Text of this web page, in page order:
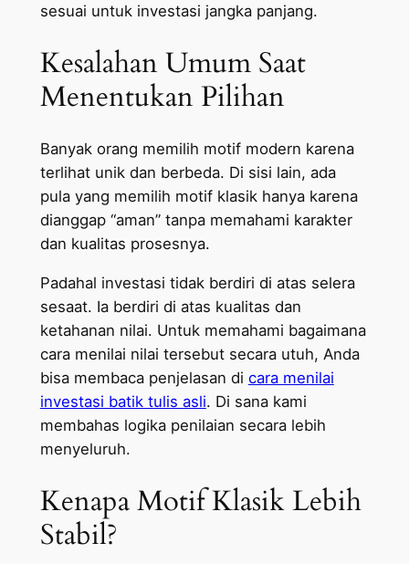
sesuai untuk investasi jangka panjang.
Kesalahan Umum Saat
Menentukan Pilihan
Banyak orang memilih motif modern karena
terlihat unik dan berbeda. Di sisi lain, ada
pula yang memilih motif klasik hanya karena
dianggap “aman” tanpa memahami karakter
dan kualitas prosesnya.
Padahal investasi tidak berdiri di atas selera
sesaat. Ia berdiri di atas kualitas dan
ketahanan nilai. Untuk memahami bagaimana
cara menilai nilai tersebut secara utuh, Anda
bisa membaca penjelasan di cara menilai
investasi batik tulis asli. Di sana kami
membahas logika penilaian secara lebih
menyeluruh.
Kenapa Motif Klasik Lebih
Stabil?